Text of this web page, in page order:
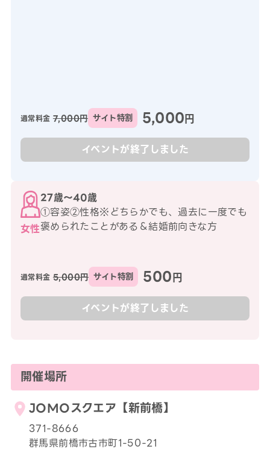
通常料金 7,000円 サイト特割 5,000円
イベントが終了しました
女性
27歳〜40歳
①容姿②性格※どちらかでも、過去に一度でも
褒められたことがある＆結婚前向きな方
通常料金 5,000円 サイト特割 500円
イベントが終了しました
開催場所
JOMOスクエア【新前橋】
371-8666
群馬県前橋市古市町1-50-21